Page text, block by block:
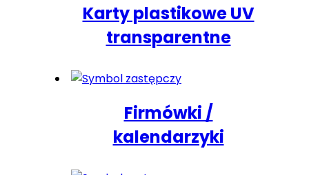
Karty plastikowe UV
transparentne
Firmówki /
kalendarzyki